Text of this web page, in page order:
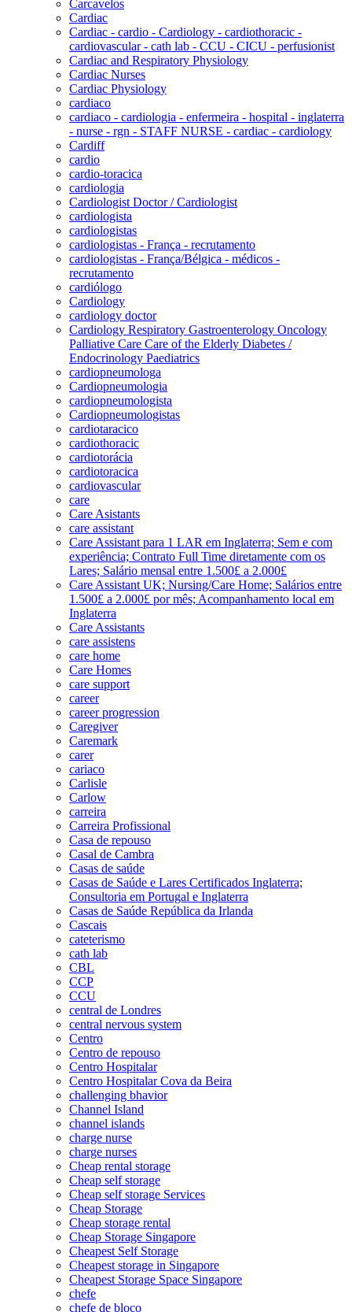
Carcavelos
Cardiac
Cardiac - cardio - Cardiology - cardiothoracic -
cardiovascular - cath lab - CCU - CICU - perfusionist
Cardiac and Respiratory Physiology
Cardiac Nurses
Cardiac Physiology
cardiaco
cardiaco - cardiologia - enfermeira - hospital - inglaterra
- nurse - rgn - STAFF NURSE - cardiac - cardiology
Cardiff
cardio
cardio-toracica
cardiologia
Cardiologist Doctor / Cardiologist
cardiologista
cardiologistas
cardiologistas - França - recrutamento
cardiologistas - França/Bélgica - médicos -
recrutamento
cardiólogo
Cardiology
cardiology doctor
Cardiology Respiratory Gastroenterology Oncology
Palliative Care Care of the Elderly Diabetes /
Endocrinology Paediatrics
cardiopneumologa
Cardiopneumologia
cardiopneumologista
Cardiopneumologistas
cardiotaracico
cardiothoracic
cardiotorácia
cardiotoracica
cardiovascular
care
Care Asistants
care assistant
Care Assistant para 1 LAR em Inglaterra; Sem e com
experiência; Contrato Full Time diretamente com os
Lares; Salário mensal entre 1.500£ a 2.000£
Care Assistant UK; Nursing/Care Home; Salários entre
1.500£ a 2.000£ por mês; Acompanhamento local em
Inglaterra
Care Assistants
care assistens
care home
Care Homes
care support
career
career progression
Caregiver
Caremark
carer
cariaco
Carlisle
Carlow
carreira
Carreira Profissional
Casa de repouso
Casal de Cambra
Casas de saúde
Casas de Saúde e Lares Certificados Inglaterra;
Consultoria em Portugal e Inglaterra
Casas de Saúde República da Irlanda
Cascais
cateterismo
cath lab
CBL
CCP
CCU
central de Londres
central nervous system
Centro
Centro de repouso
Centro Hospitalar
Centro Hospitalar Cova da Beira
challenging bhavior
Channel Island
channel islands
charge nurse
charge nurses
Cheap rental storage
Cheap self storage
Cheap self storage Services
Cheap Storage
Cheap storage rental
Cheap Storage Singapore
Cheapest Self Storage
Cheapest storage in Singapore
Cheapest Storage Space Singapore
chefe
chefe de bloco